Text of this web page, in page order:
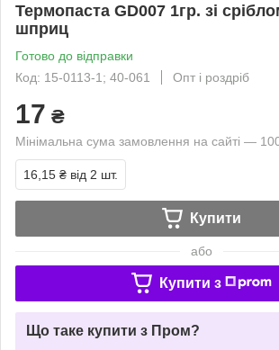
Термопаста GD007 1гр. зі
шприц
Готово до відправки
Код: 15-0113-1; 40-061
Опт і роздріб
17 ₴
Мінімальна сума замовлення на сайті —
16,15 ₴ від 2 шт.
Купити
або
Купити з
Що таке купити з Пром?